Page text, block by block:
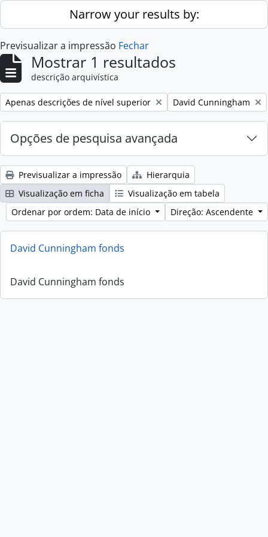
Skip to main contentNarrow your results by:
Previsualizar a impressão Fechar
Mostrar 1 resultados
descrição arquivística
Remove filter:
Apenas descrições de nível superior Remove filter:
David Cunningham
Opções de pesquisa avançada
Previsualizar a impressão
Hierarquia
Visualização em ficha
Visualização em tabela
Ordenar por ordem: Data de início
Direção: Ascendente
David Cunningham fonds
David Cunningham fonds